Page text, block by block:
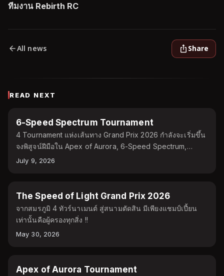
ทีมงาน Rebirth RC
All news Share
READ NEXT
TOURNAMENT
6-Speed Spectrum Tournament
4 Tournament แห่งเส้นทาง Grand Prix 2026 กำลังจะเริ่มขึ้น
จงพิสูจน์ฝีมือใน Apex of Aurora, 6-Speed Spectrum,
Tachyon Track และ THyperlight Highway เพื่อก้าวสู่เวที
July 9, 2026
TOURNAMENT
The Speed of Light Grand Prix 2026
จากสมรภูมิ 4 ทัวร์นาเมนต์ สู่สนามตัดสิน มีเพียงแชมป์เปี้ยน
เท่านั้นคือผู้ครองทุกสิ่ง !!
May 30, 2026
TOURNAMENT
Apex of Aurora Tournament